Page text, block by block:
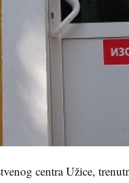
centra Užice,